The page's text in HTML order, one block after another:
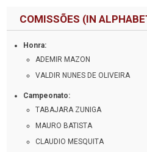
COMISSÕES (IN
Honra:
ADEMIR MAZON
VALDIR NUNES DE OLIVEIRA
Campeonato:
TABAJARA ZUNIGA
MAURO BATISTA
CLAUDIO MESQUITA